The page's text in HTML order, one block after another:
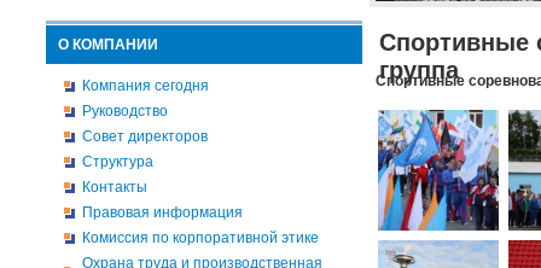
О КОМПАНИИ
Компания сегодня
Руководство
Совет директоров
Структура
Контакты
Правовая информация
Комиссия по корпоративной этике
Охрана труда и производственная
Спортивные
группа
Спортивные